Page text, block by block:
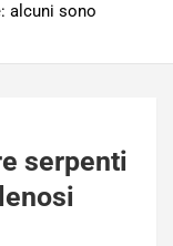
alcuni sono
serpenti